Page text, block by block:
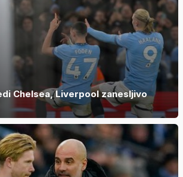
Chelsea, Liverpool zanesljivo